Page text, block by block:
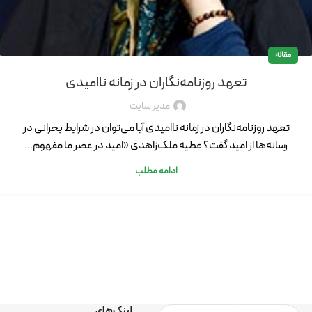
مقاله
تعهد روزنامه‌نگاران در زمانه ناامیدی
مدیر سایت
تعهد روزنامه‌نگاران در زمانه ناامیدی آیا می‌توان در شرایط بحرانی در
رسانه‌ها از امید گفت؟ عطیه ملک‌زاهدی «امید در عصر ما مفهوم...
ادامه مطلب